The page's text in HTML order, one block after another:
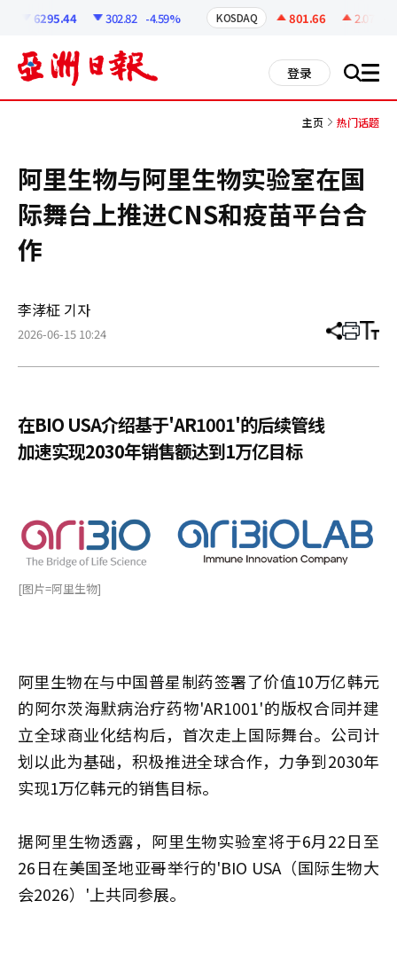
6295.44 302.82 -4.59% KOSDAQ 801.66 2.07
登录 搜 all
主页 热门话题
阿里生物与阿里生物实验室在国
际舞台上推进CNS和疫苗平台合
作
李涍柾 기자
2026-06-15 10:24 分
章
打 调
小
在BIO USA介绍基于'AR1001'的后续管线
加速实现2030年销售额达到1万亿目标
[图片=阿里生物]
阿里生物在与中国普星制药签署了价值10万亿韩元
的阿尔茨海默病治疗药物'AR1001'的版权合同并建
立全球商业化结构后，首次走上国际舞台。公司计
划以此为基础，积极推进全球合作，力争到2030年
实现1万亿韩元的销售目标。
据阿里生物透露，阿里生物实验室将于6月22日至
26日在美国圣地亚哥举行的'BIO USA（国际生物大
会2026）'上共同参展。